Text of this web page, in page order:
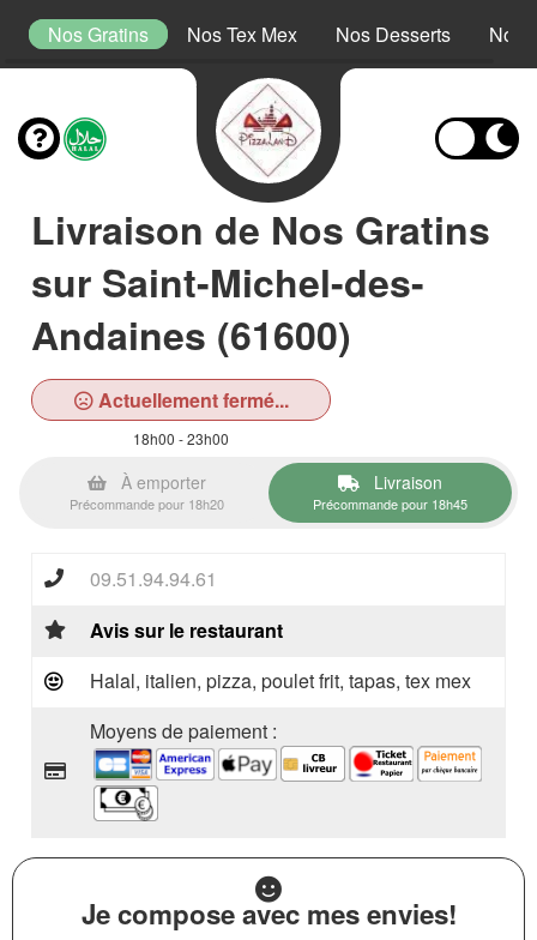
Nos Gratins Nos Tex Mex Nos Desserts Nos
Livraison de Nos Gratins
sur Saint-Michel-des-
Andaines (61600)
Actuellement fermé...
18h00 - 23h00
À emporter
Précommande pour 18h20
Livraison
Précommande pour 18h45
09.51.94.94.61
Avis sur le restaurant
Halal, italien, pizza, poulet frit, tapas, tex mex
Moyens de paiement :
Je compose avec mes envies!